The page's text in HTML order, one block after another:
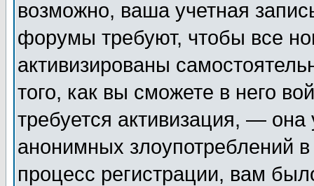
возможно, ваша учетная
форумы требуют, чтобы все
активизированы
того, как вы сможете в него
требуется активизация, —
анонимных злоупотреблений
процесс регистрации, вам